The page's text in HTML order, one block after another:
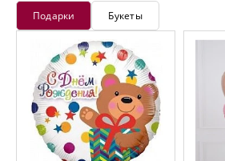
Подарки Букеты